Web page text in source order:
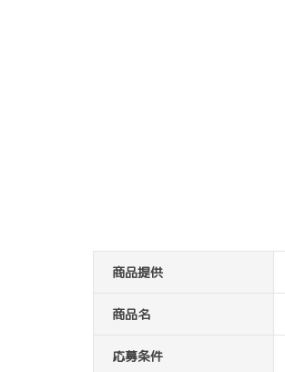
商品提供
商品名
応募条件